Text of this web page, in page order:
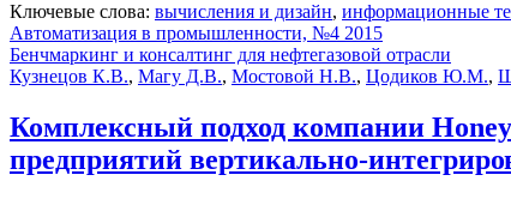
Ключевые слова: вычисления и дизайн, информационные
Автоматизация в промышленности, №4 2015
Бенчмаркинг и консалтинг для нефтегазовой отрасли
Кузнецов К.В., Магу Д.В., Мостовой Н.В., Цодиков Ю.М.,
Комплексный подход компании
предприятий вертикально-